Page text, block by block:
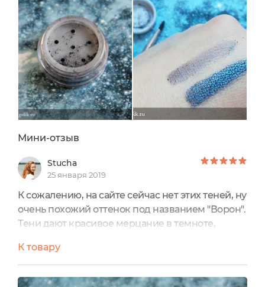
Мини-отзыв
Stucha
25 января 2019
К сожалению, на сайте сейчас нет этих теней, ну
очень похожий оттенок под названием "Ворон".
Тени дают красивое мерцание в темноте,
Хватает их на долго, потому что оттенок не на
каждый день. Сухие тени легко смешиваются
"наслаиванием" и дают новый оттенок, стоят
К товару